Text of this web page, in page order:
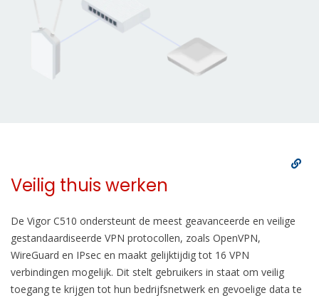
Veilig thuis werken
De Vigor C510 ondersteunt de meest geavanceerde en veilige
gestandaardiseerde VPN protocollen, zoals OpenVPN,
WireGuard en IPsec en maakt gelijktijdig tot 16 VPN
verbindingen mogelijk. Dit stelt gebruikers in staat om veilig
toegang te krijgen tot hun bedrijfsnetwerk en gevoelige data te